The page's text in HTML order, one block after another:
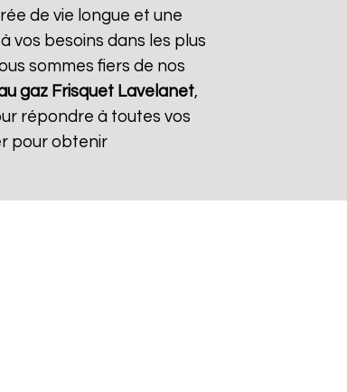
de vie longue et une
vos besoins dans les plus
sommes fiers de nos
gaz Frisquet Lavelanet,
répondre à toutes vos
pour obtenir